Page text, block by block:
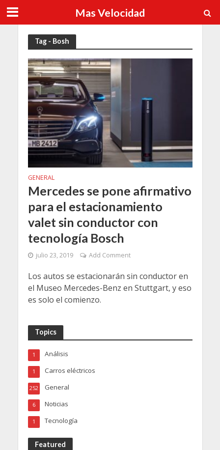
Mas Velocidad
Tag - Bosh
GENERAL
Mercedes se pone afirmativo
para el estacionamiento
valet sin conductor con
tecnología Bosch
julio 23, 2019 Add Comment
Los autos se estacionarán sin conductor en
el Museo Mercedes-Benz en Stuttgart, y eso
es solo el comienzo.
Topics
Análisis
1
Carros eléctricos
1
General
252
Noticias
6
Tecnología
1
Featured